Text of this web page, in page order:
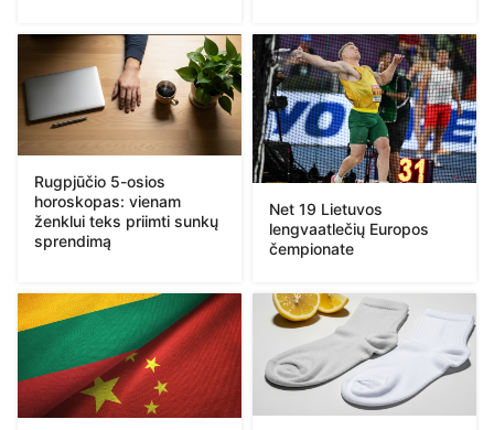
Rugpjūčio 5-osios
horoskopas: vienam
ženklui teks priimti sunkų
sprendimą
Net 19 Lietuvos
lengvaatlečių Europos
čempionate